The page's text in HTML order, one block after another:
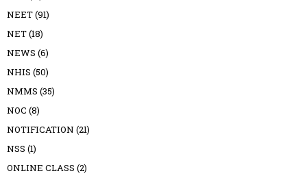
NEET(91)
NET(18)
NEWS (6)
NHIS (50)
NMMS (35)
NOC (8)
NOTIFICATION (21)
NSS (1)
ONLINE CLASS (2)